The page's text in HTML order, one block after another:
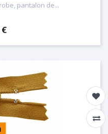
pantalon de...